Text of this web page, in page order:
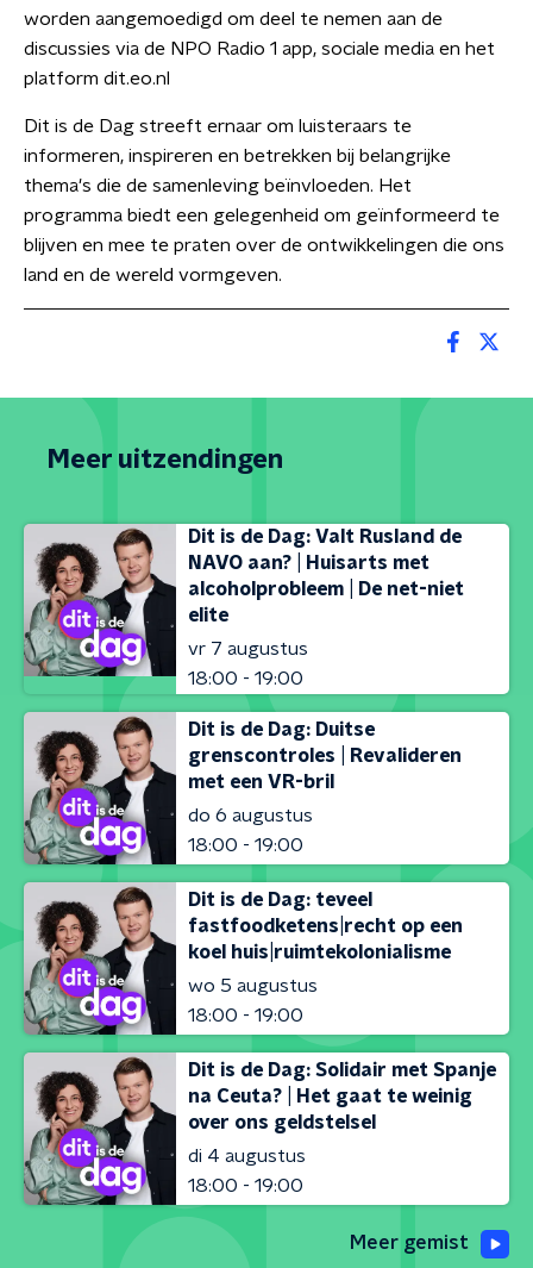
worden aangemoedigd om deel te nemen aan de
discussies via de NPO Radio 1 app, sociale media en het
platform dit.eo.nl
Dit is de Dag streeft ernaar om luisteraars te
informeren, inspireren en betrekken bij belangrijke
thema's die de samenleving beïnvloeden. Het
programma biedt een gelegenheid om geïnformeerd te
blijven en mee te praten over de ontwikkelingen die ons
land en de wereld vormgeven.
Meer uitzendingen
Dit is de Dag: Valt Rusland de
NAVO aan? | Huisarts met
alcoholprobleem | De net-niet
elite
vr 7 augustus
18:00 - 19:00
Dit is de Dag: Duitse
grenscontroles | Revalideren
met een VR-bril
do 6 augustus
18:00 - 19:00
Dit is de Dag: teveel
fastfoodketens|recht op een
koel huis|ruimtekolonialisme
wo 5 augustus
18:00 - 19:00
Dit is de Dag: Solidair met Spanje
na Ceuta? | Het gaat te weinig
over ons geldstelsel
di 4 augustus
18:00 - 19:00
Meer gemist